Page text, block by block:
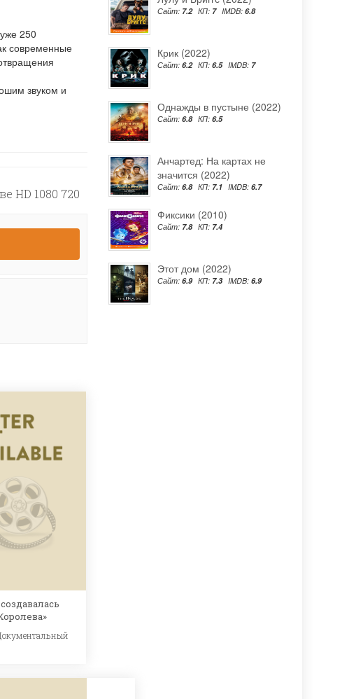
250
современные
звуком и
HD 1080 720
Сайт: 7.2 КП: 7 IMDB: 6.8
Крик (2022)
Сайт: 6.2 КП: 6.5 IMDB: 7
Однажды в пустыне (2022)
Сайт: 6.8 КП: 6.5
Анчартед: На картах не
значится (2022)
Сайт: 6.8 КП: 7.1 IMDB: 6.7
Фиксики (2010)
Сайт: 7.8 КП: 7.4
Этот дом (2022)
Сайт: 6.9 КП: 7.3 IMDB: 6.9